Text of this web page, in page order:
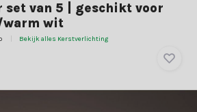
set van 5 | geschikt voor
wit
Bekijk alles Kerstverlichting